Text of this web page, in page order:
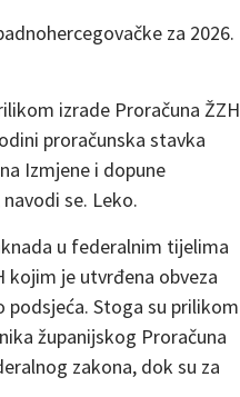
za 2026.
izrade Proračuna ŽZH
proračunska stavka
Izmjene i dopune
se. Leko.
u federalnim tijelima
kojim je utvrđena obveza
podsjeća. Stoga su prilikom
županijskog Proračuna
zakona, dok su za